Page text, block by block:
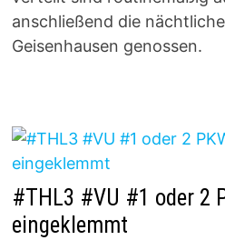
anschließend die
Geisenhausen genossen.
#THL3 #VU #1 oder 2
eingeklemmt